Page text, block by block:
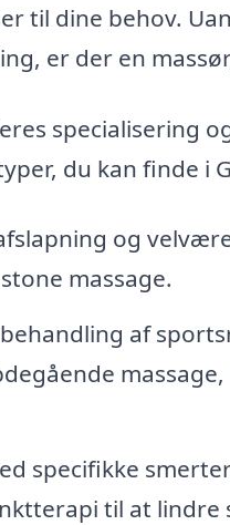
til dine behov.
er der en
specialisering
du kan finde i
og
massage.
af
specifikke
til at lindre